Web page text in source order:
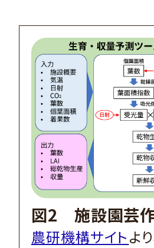
図2 施設園芸作
農研機構サイトよ